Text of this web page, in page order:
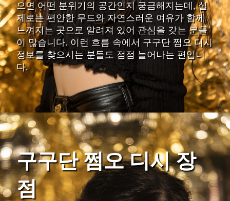
으면 어떤 분위기의 공간인지 궁금해지는데, 실
제로는 편안한 무드와 자연스러운 여유가 함께
느껴지는 곳으로 알려져 있어 관심을 갖는 분들
이 많습니다. 이런 흐름 속에서 구구단 쩜오 디시
정보를 찾으시는 분들도 점점 늘어나는 편입니
다.
구구단 쩜오 디시 장
점